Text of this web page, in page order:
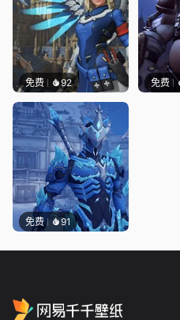
免费 92 免费
免费 91